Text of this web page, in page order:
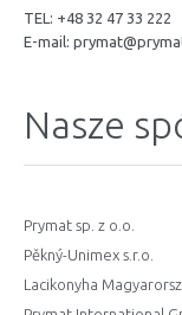
TEL: +48 32 47 33 222
E-mail:
Nasze
Prymat sp. z o.o.
Pěkný-Unimex s.r.o.
Lacikonyha